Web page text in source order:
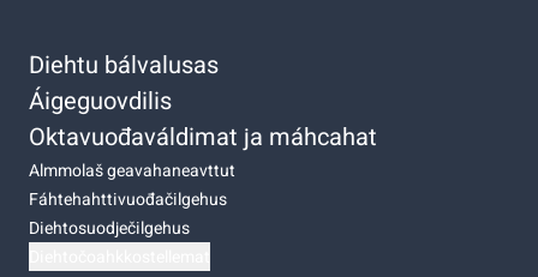
Diehtu bálvalusas
Áigeguovdilis
Oktavuođaváldimat ja máhcahat
Almmolaš geavahaneavttut
Fáhtehahttivuođačilgehus
Diehtosuodječilgehus